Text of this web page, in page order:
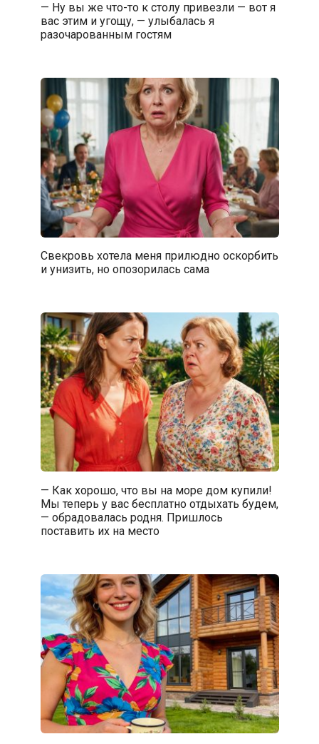
— Ну вы же что-то к столу привезли — вот я
вас этим и угощу, — улыбалась я
разочарованным гостям
Свекровь хотела меня прилюдно оскорбить
и унизить, но опозорилась сама
— Как хорошо, что вы на море дом купили!
Мы теперь у вас бесплатно отдыхать будем,
— обрадовалась родня. Пришлось
поставить их на место